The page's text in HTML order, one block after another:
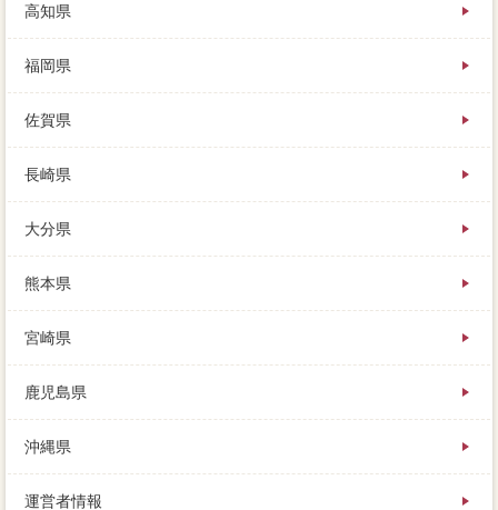
高知県
福岡県
佐賀県
長崎県
大分県
熊本県
宮崎県
鹿児島県
沖縄県
運営者情報